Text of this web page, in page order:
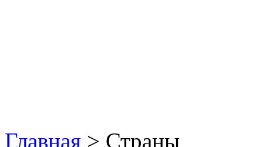
Главная > Страны